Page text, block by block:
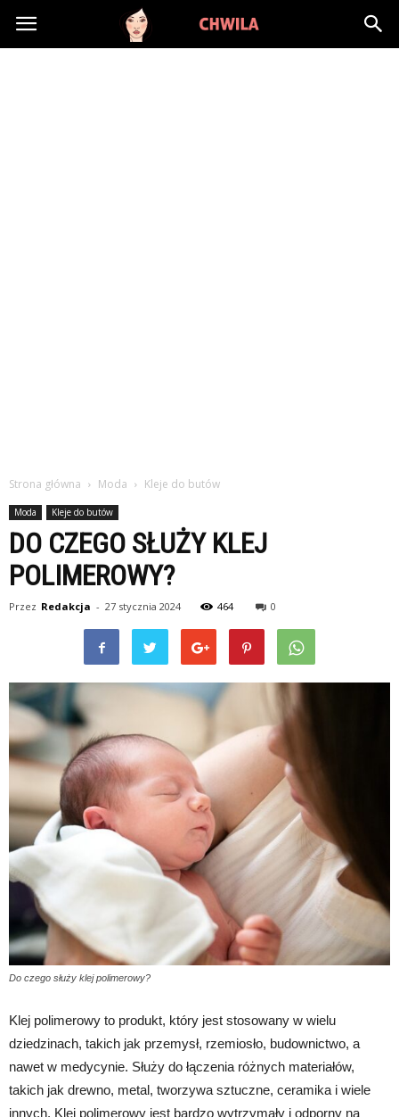
LadyChwila.pl
Strona główna Moda Kleje do butów
Moda Kleje do butów
DO CZEGO SŁUŻY KLEJ
POLIMEROWY?
Przez Redakcja - 27 stycznia 2024 464 0
Do czego służy klej polimerowy?
Klej polimerowy to produkt, który jest stosowany w wielu
dziedzinach, takich jak przemysł, rzemiosło, budownictwo, a
nawet w medycynie. Służy do łączenia różnych materiałów,
takich jak drewno, metal, tworzywa sztuczne, ceramika i wiele
innych. Klej polimerowy jest bardzo wytrzymały i odporny na